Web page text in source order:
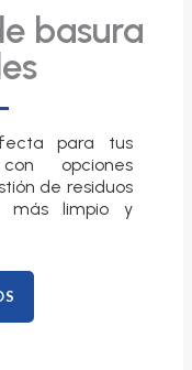
basura
para tus
opciones
de residuos
más limpio y